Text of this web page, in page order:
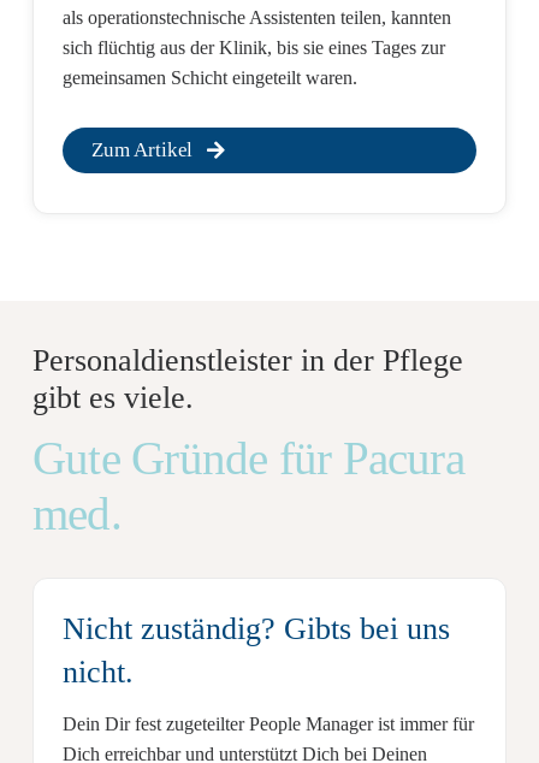
als operationstechnische Assistenten teilen, kannten
sich flüchtig aus der Klinik, bis sie eines Tages zur
gemeinsamen Schicht eingeteilt waren.
Zum Artikel
Personaldienstleister in der Pflege
gibt es viele.
Gute Gründe für Pacura
med.
Nicht zuständig? Gibts bei uns
nicht.
Dein Dir fest zugeteilter People Managerist immer für
Dich erreichbar und unterstützt Dich bei Deinen